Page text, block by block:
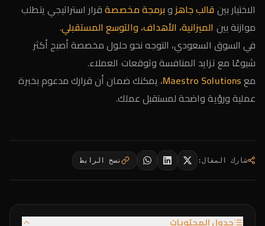
الاختيار بينقالب جاهزوبرمجة مخصصةقرار استراتيجي يتطلب
موازنة بين الميزانية، الأهداف، والتوسع المستقبلي.
في السوق السعودي، التوجه نحو حلول مخصصة أصبح أكثر
شيوعًا مع تزايد المنافسة وتوقعات العملاء.
معMaestro Solutions، يمكنك ضمان أن قرارك مدعوم بخبرة
عملية ورؤية واضحة لمستقبل عملك.
شارك المقال: نسخ الرابط
جدول المحتويات